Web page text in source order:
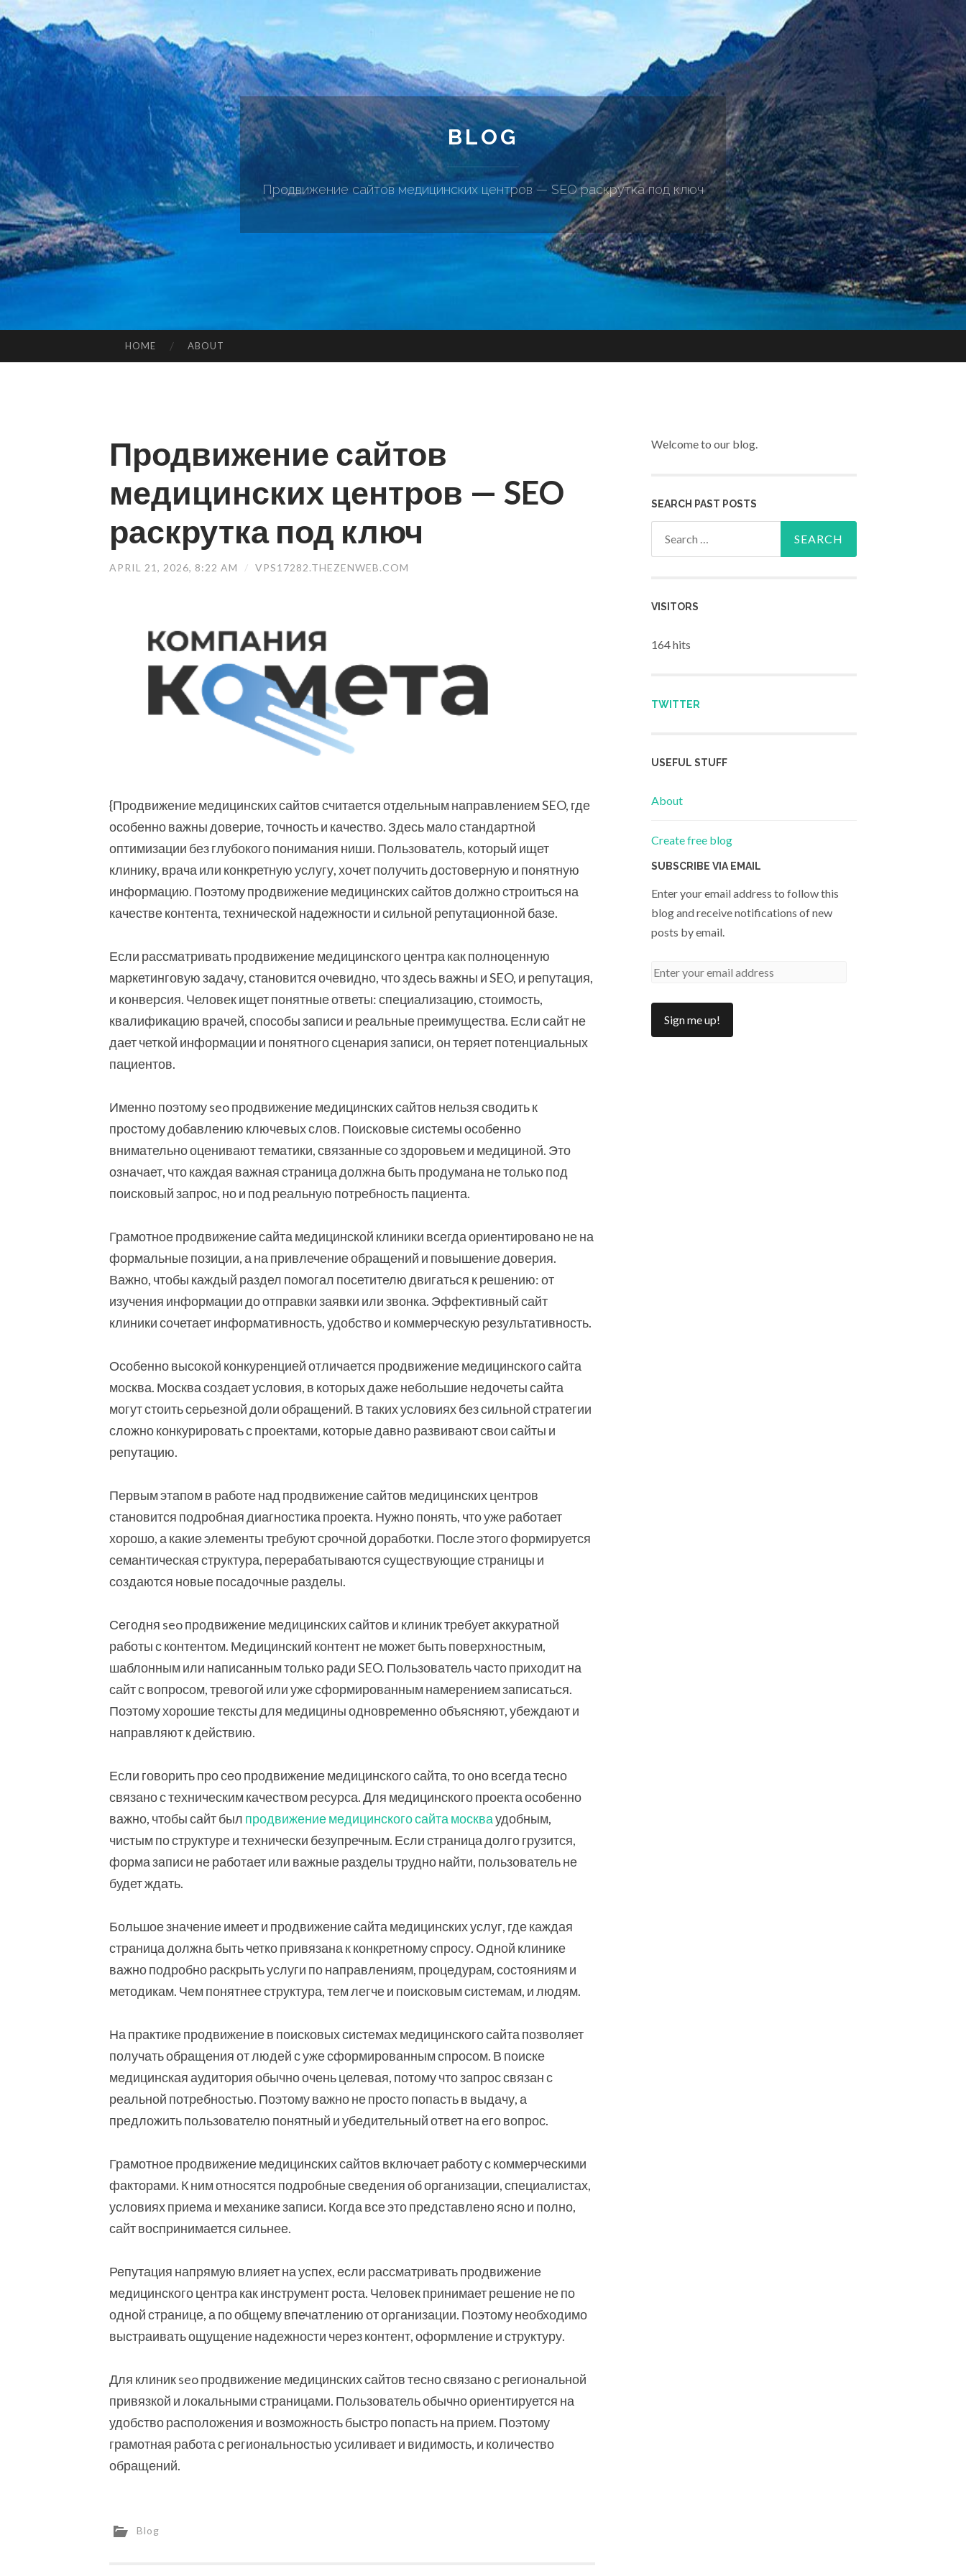
BLOG
Продвижение сайтов медицинских центров — SEO раскрутка под ключ
HOME ABOUT
Продвижение сайтов
медицинских центров — SEO
раскрутка под ключ
APRIL 21, 2026, 8:22 AM / VPS17282.THEZENWEB.COM
{Продвижение медицинских сайтов считается отдельным направлением SEO, где
особенно важны доверие, точность и качество. Здесь мало стандартной
оптимизации без глубокого понимания ниши. Пользователь, который ищет
клинику, врача или конкретную услугу, хочет получить достоверную и понятную
информацию. Поэтому продвижение медицинских сайтов должно строиться на
качестве контента, технической надежности и сильной репутационной базе.
Если рассматривать продвижение медицинского центра как полноценную
маркетинговую задачу, становится очевидно, что здесь важны и SEO, и репутация,
и конверсия. Человек ищет понятные ответы: специализацию, стоимость,
квалификацию врачей, способы записи и реальные преимущества. Если сайт не
дает четкой информации и понятного сценария записи, он теряет потенциальных
пациентов.
Именно поэтому seo продвижение медицинских сайтов нельзя сводить к
простому добавлению ключевых слов. Поисковые системы особенно
внимательно оценивают тематики, связанные со здоровьем и медициной. Это
означает, что каждая важная страница должна быть продумана не только под
поисковый запрос, но и под реальную потребность пациента.
Грамотное продвижение сайта медицинской клиники всегда ориентировано не на
формальные позиции, а на привлечение обращений и повышение доверия.
Важно, чтобы каждый раздел помогал посетителю двигаться к решению: от
изучения информации до отправки заявки или звонка. Эффективный сайт
клиники сочетает информативность, удобство и коммерческую результативность.
Особенно высокой конкуренцией отличается продвижение медицинского сайта
москва. Москва создает условия, в которых даже небольшие недочеты сайта
могут стоить серьезной доли обращений. В таких условиях без сильной стратегии
сложно конкурировать с проектами, которые давно развивают свои сайты и
репутацию.
Первым этапом в работе над продвижение сайтов медицинских центров
становится подробная диагностика проекта. Нужно понять, что уже работает
хорошо, а какие элементы требуют срочной доработки. После этого формируется
семантическая структура, перерабатываются существующие страницы и
создаются новые посадочные разделы.
Сегодня seo продвижение медицинских сайтов и клиник требует аккуратной
работы с контентом. Медицинский контент не может быть поверхностным,
шаблонным или написанным только ради SEO. Пользователь часто приходит на
сайт с вопросом, тревогой или уже сформированным намерением записаться.
Поэтому хорошие тексты для медицины одновременно объясняют, убеждают и
направляют к действию.
Если говорить про сео продвижение медицинского сайта, то оно всегда тесно
связано с техническим качеством ресурса. Для медицинского проекта особенно
важно, чтобы сайт был продвижение медицинского сайта москваудобным,
чистым по структуре и технически безупречным. Если страница долго грузится,
форма записи не работает или важные разделы трудно найти, пользователь не
будет ждать.
Большое значение имеет и продвижение сайта медицинских услуг, где каждая
страница должна быть четко привязана к конкретному спросу. Одной клинике
важно подробно раскрыть услуги по направлениям, процедурам, состояниям и
методикам. Чем понятнее структура, тем легче и поисковым системам, и людям.
На практике продвижение в поисковых системах медицинского сайта позволяет
получать обращения от людей с уже сформированным спросом. В поиске
медицинская аудитория обычно очень целевая, потому что запрос связан с
реальной потребностью. Поэтому важно не просто попасть в выдачу, а
предложить пользователю понятный и убедительный ответ на его вопрос.
Грамотное продвижение медицинских сайтов включает работу с коммерческими
факторами. К ним относятся подробные сведения об организации, специалистах,
условиях приема и механике записи. Когда все это представлено ясно и полно,
сайт воспринимается сильнее.
Репутация напрямую влияет на успех, если рассматривать продвижение
медицинского центра как инструмент роста. Человек принимает решение не по
одной странице, а по общему впечатлению от организации. Поэтому необходимо
выстраивать ощущение надежности через контент, оформление и структуру.
Для клиник seo продвижение медицинских сайтов тесно связано с региональной
привязкой и локальными страницами. Пользователь обычно ориентируется на
удобство расположения и возможность быстро попасть на прием. Поэтому
грамотная работа с региональностью усиливает и видимость, и количество
обращений.
Blog
Welcome to our blog.
SEARCH PAST POSTS
VISITORS
164 hits
TWITTER
USEFUL STUFF
About
Create free blog
SUBSCRIBE VIA EMAIL
Enter your email address to follow this
blog and receive notifications of new
posts by email.